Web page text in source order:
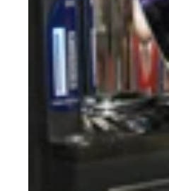
ＣＲ戦国無双・南まり
ＣＲ戦国無双・南まり
ＣＲ戦国無双・凛
ＣＲ戦国無双・凛
迫力あるパフォーマ
ド派手な演出や精巧